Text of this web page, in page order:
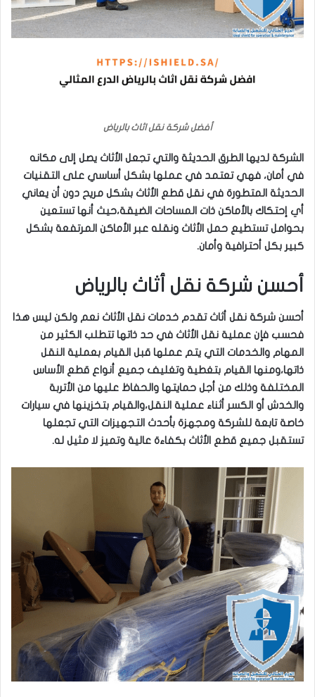
أفضل شركة نقل اثاث بالرياض
الشركة لديها الطرق الحديثة والتي تجعل الأثاث يصل إلى مكانه
في أمان، فهي تعتمد في عملها بشكل أساسي على التقنيات
الحديثة المتطورة في نقل قطع الأثاث بشكل مريح دون أن يعاني
أي إحتكاك بالأماكن ذات المساحات الضيقة،حيث أنها تستعين
بحوامل تستطيع حمل الأثاث ونقله عبر الأماكن المرتفعة بشكل
كبير بكل أحترافية وأمان.
أحسن شركة نقل أثاث بالرياض
أحسن شركة نقل أثاث تقدم خدمات نقل الأثاث نعم ولكن ليس هذا
فحسب فإن عملية نقل الأثاث في حد ذاتها تتطلب الكثير من
المهام والخدمات التي يتم عملها قبل القيام بعملية النقل
ذاتها،ومنها القيام بتغطية وتغليف جميع أنواع قطع الأساس
المختلفة وذلك من أجل حمايتها والحفاظ عليها من الأتربة
والخدش أو الكسر أثناء عملية النقل،والقيام بتخزينها في سيارات
خاصة تابعة للشركة ومجهزة بأحدث التجهيزات التي تجعلها
تستقبل جميع قطع الأثاث بكفاءة عالية وتميز لا مثيل له.